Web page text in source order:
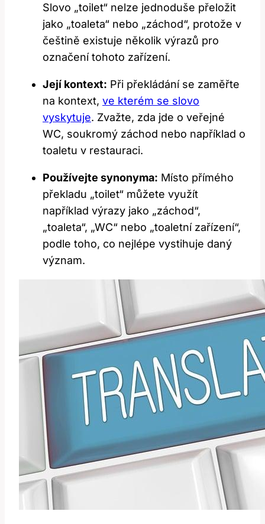
Slovo „toilet“ nelze jednoduše přeložit
jako „toaleta“ nebo „záchod“, protože v
češtině existuje několik výrazů pro
označení tohoto zařízení.
Její kontext: Při překládání se zaměřte
na kontext, ve kterém se slovo
vyskytuje. Zvažte, zda jde o veřejné
WC, soukromý záchod nebo například o
toaletu v restauraci.
Používejte synonyma: Místo přímého
překladu „toilet“ můžete využít
například výrazy jako „záchod“,
„toaleta“, „WC“ nebo „toaletní zařízení“,
podle toho, co nejlépe vystihuje daný
význam.